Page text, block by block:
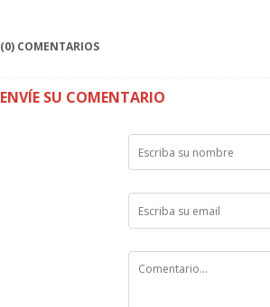
(0) COMENTARIOS
ENVÍE SU COMENTARIO